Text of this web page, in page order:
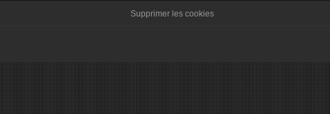
Supprimer les cookies